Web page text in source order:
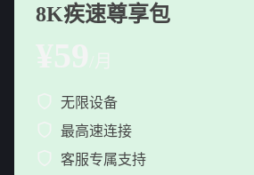
8K疾速尊享包
¥59 /月
无限设备
最高速连接
客服专属支持